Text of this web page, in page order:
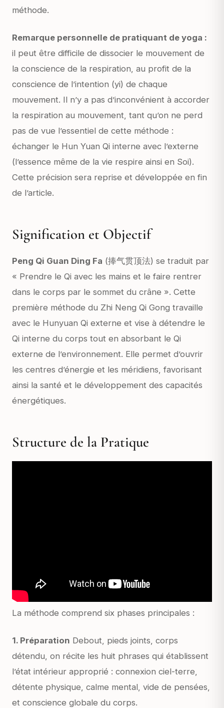
méthode.
Remarque personnelle de pratiquant de yoga :
il peut être difficile de dissocier le mouvement de
la conscience de la respiration, au profit de la
conscience de l’intention (yi) de chaque
mouvement. Il n’y a pas d’inconvénient à accorder
la respiration au mouvement, tant qu’on ne perd
pas de vue l’essentiel de cette méthode :
échanger le Hun Yuan Qi interne avec l’externe
(l’essence même de la vie respire ainsi en Soi).
Cette précision sera reprise et développée en fin
de l’article.
Signification et Objectif
Peng Qi Guan Ding Fa (捧气贯顶法) se traduit par
« Prendre le Qi avec les mains et le faire rentrer
dans le corps par le sommet du crâne ». Cette
première méthode du Zhi Neng Qi Gong travaille
avec le Hunyuan Qi externe et vise à détendre le
Qi interne du corps tout en absorbant le Qi
externe de l’environnement. Elle permet d’ouvrir
les centres d’énergie et les méridiens, favorisant
ainsi la santé et le développement des capacités
énergétiques.
Structure de la Pratique
La méthode comprend six phases principales :
1. Préparation Debout, pieds joints, corps
détendu, on récite les huit phrases qui établissent
l’état intérieur approprié : connexion ciel-terre,
détente physique, calme mental, vide de pensées,
et conscience globale du corps.